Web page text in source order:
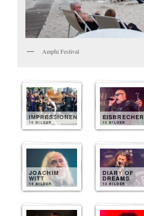
Amphi Festival
IMPRESSIONEN
10 BILDER
EISBRECHER
15 BILDER
JOACHIM
WITT
14 BILDER
DIARY OF
DREAMS
13 BILDER